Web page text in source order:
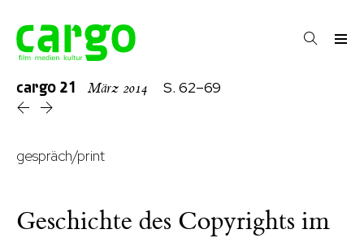
cargo 21 März 2014 S. 62–69
gespräch/print
Geschichte des Copyrights im